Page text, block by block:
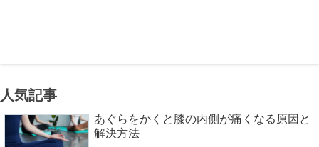
人気記事
あぐらをかくと膝の内側が痛くなる原因と
解決方法